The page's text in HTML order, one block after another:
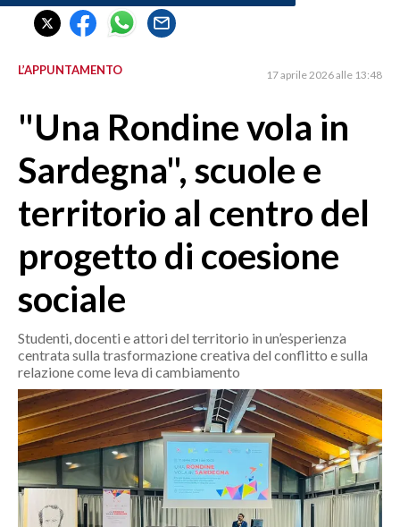
CAGLIARI
SULCIS IGLESIENTE
ORISTANO E PROVINCIA
GALLURA
NUORO E PROVINCIA
OGLIASTRA
AGENDA
CRONACA
MONDO
POLITICA
ECONOMIA
SERVIZI ALLE IMPRESE
LAVORO
L’APPUNTAMENTO 17 aprile 2026 alle 13:48
"Una Rondine vola in
Sardegna", scuole e
territorio al centro del
progetto di coesione
sociale
Studenti, docenti e attori del territorio in un’esperienza
centrata sulla trasformazione creativa del conflitto e sulla
relazione come leva di cambiamento